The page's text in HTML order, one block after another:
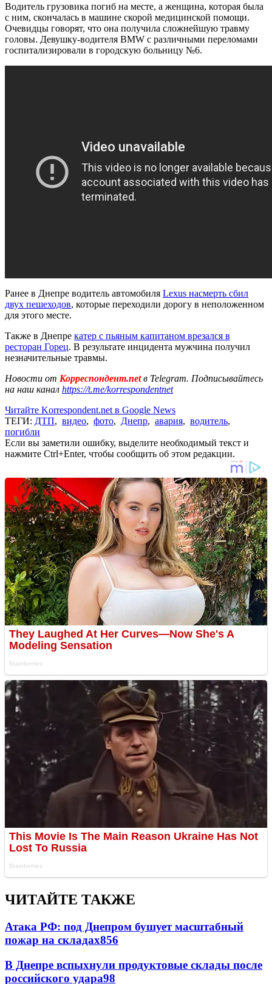
Водитель грузовика погиб на месте, а женщина, которая была
с ним, скончалась в машине скорой медицинской помощи.
Очевидцы говорят, что она получила сложнейшую травму
головы. Девушку-водителя BMW с различными переломами
госпитализировали в городскую больницу №6.
Ранее в Днепре водитель автомобиля Lexus насмерть сбил
двух пешеходов, которые переходили дорогу в неположенном
для этого месте.
Также в Днепре катер с пьяным капитаном врезался в
ресторан Горец. В результате инцидента мужчина получил
незначительные травмы.
Новости от Корреспондент.netв Telegram. Подписывайтесь
на наш канал https://t.me/korrespondentnet
Читайте Korrespondent.net в Google News
ТЕГИ: ДТП, видео, фото, Днепр, авария, водитель,
погибли
Если вы заметили ошибку, выделите необходимый текст и
нажмите Ctrl+Enter, чтобы сообщить об этом редакции.
ЧИТАЙТЕ ТАКЖЕ
Атака РФ: под Днепром бушует масштабный
пожар на складах856
В Днепре вспыхнули продуктовые склады после
российского удара98